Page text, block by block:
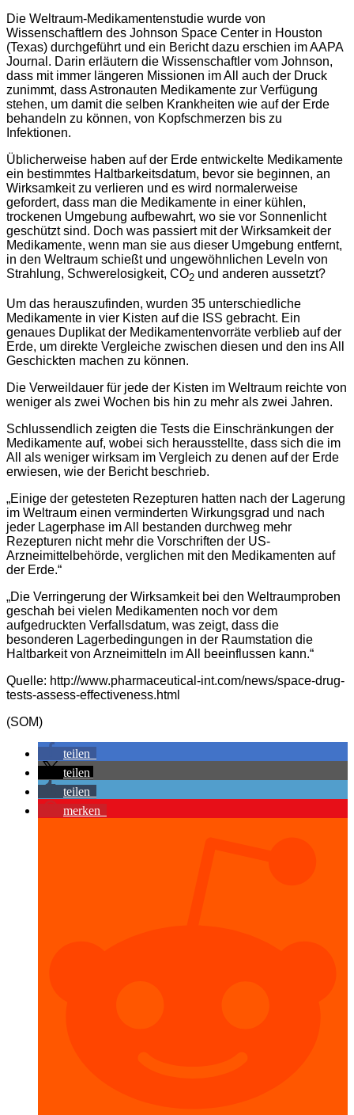
Die Weltraum-Medikamentenstudie wurde von
Wissenschaftlern des Johnson Space Center in Houston
(Texas) durchgeführt und ein Bericht dazu erschien im AAPA
Journal. Darin erläutern die Wissenschaftler vom Johnson,
dass mit immer längeren Missionen im All auch der Druck
zunimmt, dass Astronauten Medikamente zur Verfügung
stehen, um damit die selben Krankheiten wie auf der Erde
behandeln zu können, von Kopfschmerzen bis zu
Infektionen.
Üblicherweise haben auf der Erde entwickelte Medikamente
ein bestimmtes Haltbarkeitsdatum, bevor sie beginnen, an
Wirksamkeit zu verlieren und es wird normalerweise
gefordert, dass man die Medikamente in einer kühlen,
trockenen Umgebung aufbewahrt, wo sie vor Sonnenlicht
geschützt sind. Doch was passiert mit der Wirksamkeit der
Medikamente, wenn man sie aus dieser Umgebung entfernt,
in den Weltraum schießt und ungewöhnlichen Leveln von
Strahlung, Schwerelosigkeit, CO2 und anderen aussetzt?
Um das herauszufinden, wurden 35 unterschiedliche
Medikamente in vier Kisten auf die ISS gebracht. Ein
genaues Duplikat der Medikamentenvorräte verblieb auf der
Erde, um direkte Vergleiche zwischen diesen und den ins All
Geschickten machen zu können.
Die Verweildauer für jede der Kisten im Weltraum reichte von
weniger als zwei Wochen bis hin zu mehr als zwei Jahren.
Schlussendlich zeigten die Tests die Einschränkungen der
Medikamente auf, wobei sich herausstellte, dass sich die im
All als weniger wirksam im Vergleich zu denen auf der Erde
erwiesen, wie der Bericht beschrieb.
„Einige der getesteten Rezepturen hatten nach der Lagerung
im Weltraum einen verminderten Wirkungsgrad und nach
jeder Lagerphase im All bestanden durchweg mehr
Rezepturen nicht mehr die Vorschriften der US-
Arzneimittelbehörde, verglichen mit den Medikamenten auf
der Erde.“
„Die Verringerung der Wirksamkeit bei den Weltraumproben
geschah bei vielen Medikamenten noch vor dem
aufgedruckten Verfallsdatum, was zeigt, dass die
besonderen Lagerbedingungen in der Raumstation die
Haltbarkeit von Arzneimitteln im All beeinflussen kann.“
Quelle: http://www.pharmaceutical-int.com/news/space-drug-
tests-assess-effectiveness.html
(SOM)
teilen
teilen
teilen
merken